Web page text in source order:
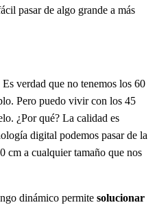
pasar de algo grande a más
verdad que no tenemos los 60
Pero puedo vivir con los 45
¿Por qué? La calidad es
digital podemos pasar de la
cm a cualquier tamaño que nos
dinámico permite solucionar